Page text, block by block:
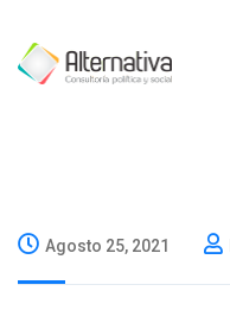
Agosto 25, 2021